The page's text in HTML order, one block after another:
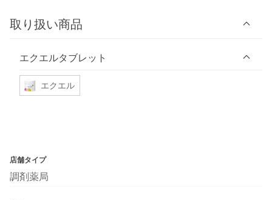
取り扱い商品
エクエルタブレット
エクエル
店舗タイプ
調剤薬局